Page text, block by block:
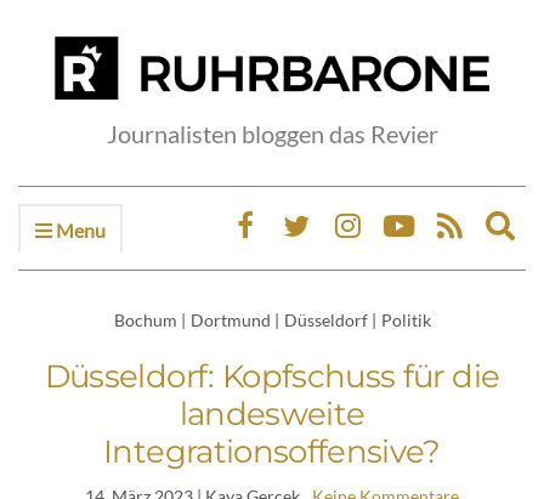
Journalisten bloggen das Revier
Menu
Bochum | Dortmund | Düsseldorf | Politik
Düsseldorf: Kopfschuss für die
landesweite
Integrationsoffensive?